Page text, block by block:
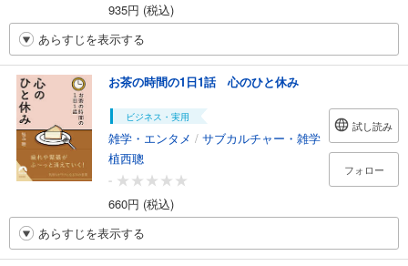
935円 (税込)
あらすじを表示する
お茶の時間の1日1話 心のひと休み
ビジネス・実用
雑学・エンタメ / サブカルチャー・雑学
植西聰
-
660円 (税込)
試し読み
フォロー
あらすじを表示する